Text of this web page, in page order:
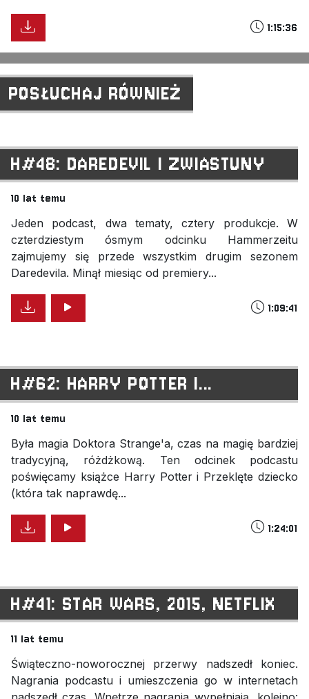
1:15:36
POSŁUCHAJ RÓWNIEŻ
H#48: DAREDEVIL I ZWIASTUNY
10 lat temu
Jeden podcast, dwa tematy, cztery produkcje. W
czterdziestym ósmym odcinku Hammerzeitu
zajmujemy się przede wszystkim drugim sezonem
Daredevila. Minął miesiąc od premiery...
1:09:41
H#62: HARRY POTTER I...
10 lat temu
Była magia Doktora Strange'a, czas na magię bardziej
tradycyjną, różdżkową. Ten odcinek podcastu
poświęcamy książce Harry Potter i Przeklęte dziecko
(która tak naprawdę...
1:24:01
H#41: STAR WARS, 2015, NETFLIX
11 lat temu
Świąteczno-noworocznej przerwy nadszedł koniec.
Nagrania podcastu i umieszczenia go w internetach